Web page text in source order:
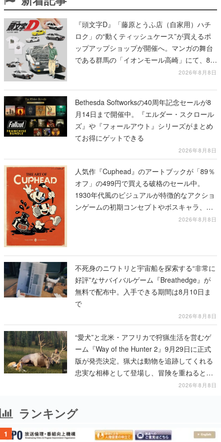
『頭文字D』「藤原とうふ店（自家用）ハチ
ロク」の“動くティッシュケース”が買えるポ
ップアップショップが開催へ。マンガの舞台
である群馬の「イオンモール高崎」にて、8月
11日から8月20日までの期間限定で開催予定
2026年8月8日
Bethesda Softworksの40周年記念セールが8
月14日まで開催中。『エルダー・スクロール
ズ』や『フォールアウト』シリーズがまとめ
てお得にゲットできる
2026年8月8日
人気作『Cuphead』のアートブックが「89％
オフ」の499円で買える破格のセール中。
1930年代風のビジュアルが特徴的なアクショ
ンゲームの初期コンセプトやボスキャラ、ス
2026年8月8日
不死身のニワトリと宇宙船を探索する“非常に
好評”なサバイバルゲーム『Breathedge』が
無料で配布中。入手できる期間は8月10日ま
で
2026年8月8日
“愛犬”と北米・アフリカで狩猟生活を営むゲ
ーム『Way of the Hunter 2』9月29日に正式
版が発売決定。猟犬は動物を追跡してくれる
忠実な相棒として登場し、冒険を重ねると成
2026年8月8日
ランキング
1